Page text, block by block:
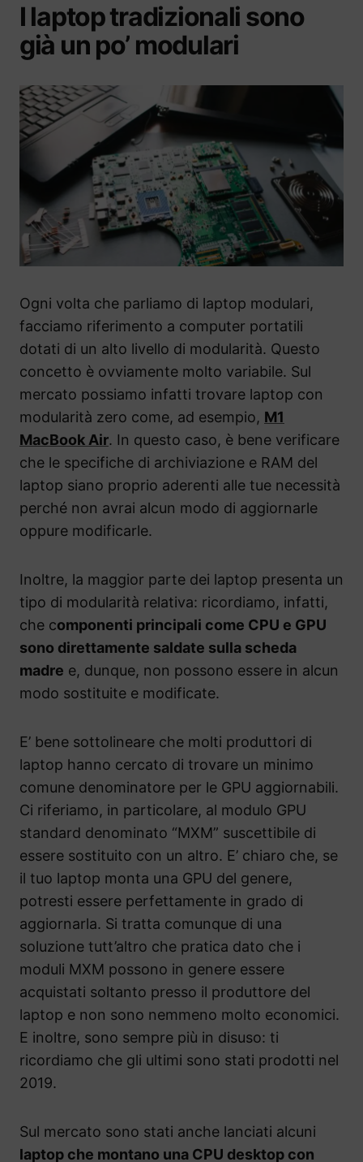
I laptop tradizionali sono
già un po’ modulari
Ogni volta che parliamo di laptop modulari,
facciamo riferimento a computer portatili
dotati di un alto livello di modularità. Questo
concetto è ovviamente molto variabile. Sul
mercato possiamo infatti trovare laptop con
modularità zero come, ad esempio, M1
MacBook Air. In questo caso, è bene verificare
che le specifiche di archiviazione e RAM del
laptop siano proprio aderenti alle tue necessità
perché non avrai alcun modo di aggiornarle
oppure modificarle.
Inoltre, la maggior parte dei laptop presenta un
tipo di modularità relativa: ricordiamo, infatti,
che componenti principali come CPU e GPU
sono direttamente saldate sulla scheda
madre e, dunque, non possono essere in alcun
modo sostituite e modificate.
E’ bene sottolineare che molti produttori di
laptop hanno cercato di trovare un minimo
comune denominatore per le GPU aggiornabili.
Ci riferiamo, in particolare, al modulo GPU
standard denominato “MXM” suscettibile di
essere sostituito con un altro. E’ chiaro che, se
il tuo laptop monta una GPU del genere,
potresti essere perfettamente in grado di
aggiornarla. Si tratta comunque di una
soluzione tutt’altro che pratica dato che i
moduli MXM possono in genere essere
acquistati soltanto presso il produttore del
laptop e non sono nemmeno molto economici.
E inoltre, sono sempre più in disuso: ti
ricordiamo che gli ultimi sono stati prodotti nel
2019.
Sul mercato sono stati anche lanciati alcuni
laptop che montano una CPU desktop con